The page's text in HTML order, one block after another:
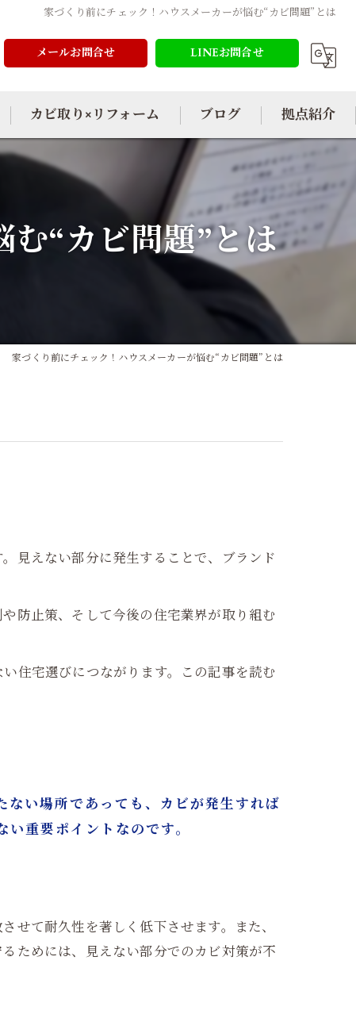
家づくり前にチェック！ハウスメーカーが悩む“カビ問題”とは
メールお問合せ LINEお問合せ
カビ取り×リフォーム ブログ 拠点紹介
む“カビ問題”とは
家づくり前にチェック！ハウスメーカーが悩む“カビ問題”とは
見えない部分に発生することで、ブランド
防止策、そして今後の住宅業界が取り組む
住宅選びにつながります。この記事を読む
い場所であっても、カビが発生すれば
重要ポイントなのです。
せて耐久性を著しく低下させます。また、
ためには、見えない部分でのカビ対策が不